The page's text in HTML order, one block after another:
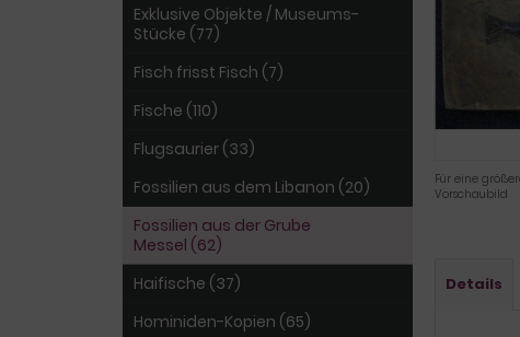
Für eine
Vorschaubild
Details
Exklusive Objekte / Museums-
Stücke (77)
Fisch frisst Fisch (7)
Fische (110)
Flugsaurier (33)
Fossilien aus dem Libanon (20)
Fossilien aus der Grube
Messel (62)
Haifische (37)
Hominiden-Kopien (65)